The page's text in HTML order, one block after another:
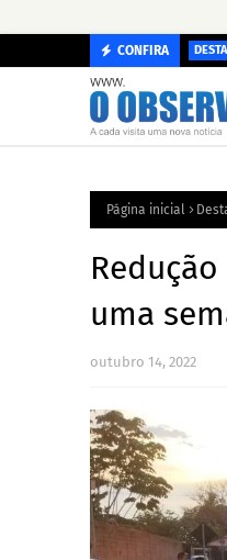
CONFIRA
Página inicial
uma
outubro 14, 2022